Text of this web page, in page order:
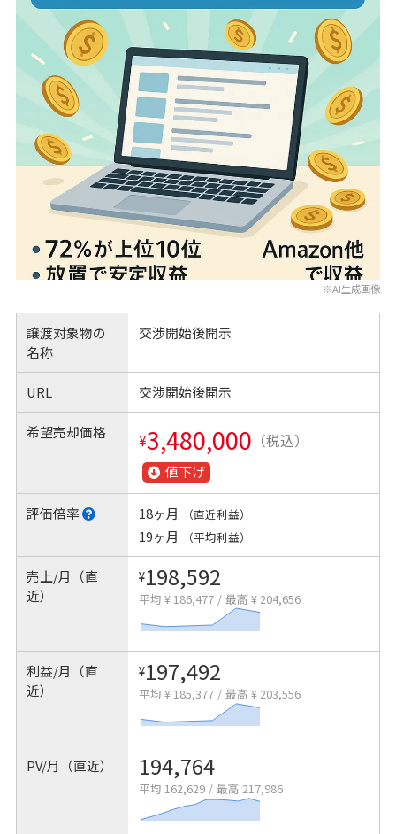
※AI生成画像
譲渡対象物の
名称
交渉開始後開示
URL 交渉開始後開示
希望売却価格 ¥3,480,000 （税込）
値下げ
評価倍率 18ヶ月 （直近利益）
19ヶ月 （平均利益）
売上/月（直
近）
¥198,592
平均 ¥ 186,477 / 最高 ¥ 204,656
利益/月（直
近）
¥197,492
平均 ¥ 185,377 / 最高 ¥ 203,556
PV/月（直近） 194,764
平均 162,629 / 最高 217,986